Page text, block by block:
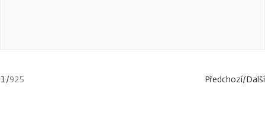
1/925 Předchozí/Další